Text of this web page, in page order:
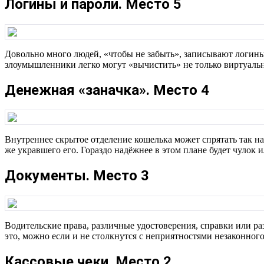
Логины и пароли. Место 5
Довольно много людей, «чтобы не забыть», записывают
злоумышленники легко могут «вычистить» не только
Денежная «заначка». Место 4
Внутреннее скрытое отделение кошелька может спрятать так
же укравшего его. Гораздо надёжнее в этом плане будет
Документы. Место 3
Водительские права, различные удостоверения, справки или
это, можно если и не столкнутся с неприятностями